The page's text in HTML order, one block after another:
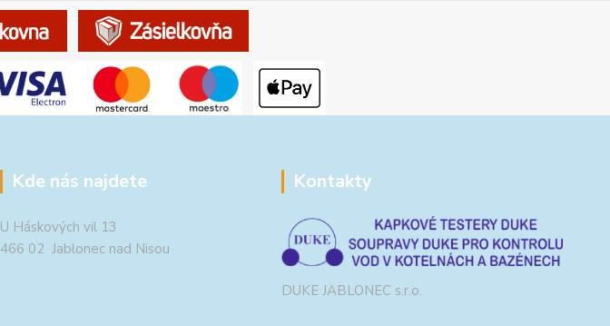
Kde nás najdete
U Háskových vil 13
466 02 Jablonec nad Nisou
Kontakty
DUKE JABLONEC s.r.o.